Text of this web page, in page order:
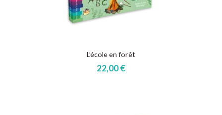
L’école en forêt
22,00 €